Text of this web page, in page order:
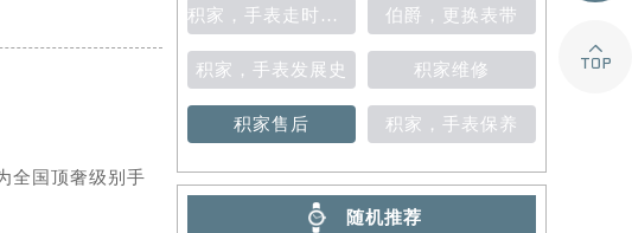
全国顶奢级别手
积家，手表走时不准 伯爵，更换表带
积家，手表发展史 积家维修
积家售后 积家，手表保养
随机推荐
